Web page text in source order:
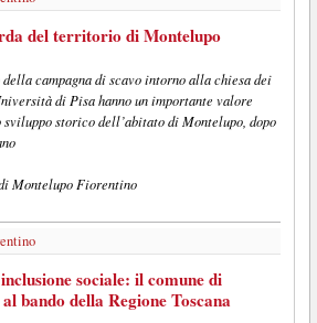
del territorio di Montelupo
campagna di scavo intorno alla chiesa dei
di Pisa hanno un importante valore
storico dell’abitato di Montelupo, dopo
Montelupo Fiorentino
sociale: il comune di
bando della Regione Toscana